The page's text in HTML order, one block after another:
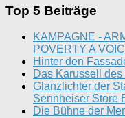
Top 5 Beiträge
KAMPAGNE -
POVERTY A
Hinter den
Das Karussell
Glanzlichter der
Sennheiser Store
Die Bühne der